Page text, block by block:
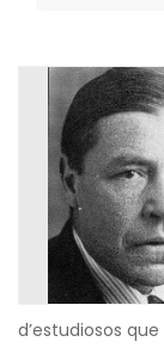
d’estudiosos